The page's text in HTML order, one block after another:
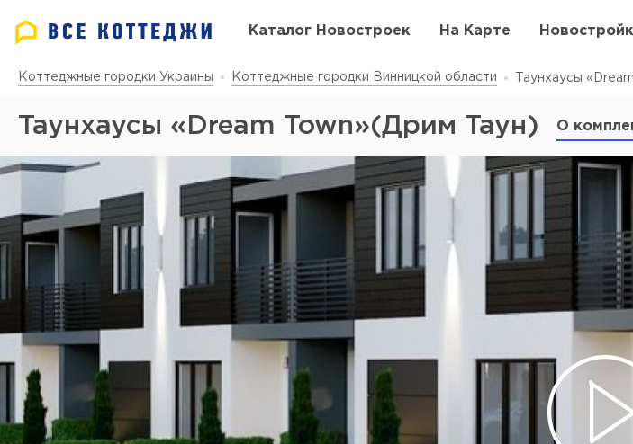
Каталог Новостроек На Карте
Коттеджные городки Украины Коттеджные городки Винницкой области Таунхаусы
Таунхаусы «Dream Town»(Дрим Таун) О